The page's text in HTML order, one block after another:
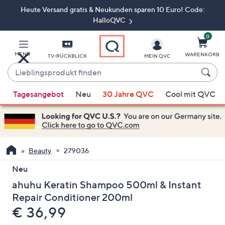
ZumHeute Versand gratis & Neukunden sparen 10 Euro! Code:
HalloQVC
MENÜ TV-RÜCKBLICK
Lieblingsprodukt
finden
Vorschläge
verfügbar
sind,
verwenden
Sie
die
Pfeiltasten
nach
oben
und
nach
MEIN QVC
0
WARENKORB
Tagesangebot Neu 30 Jahre QVC Cool mit QVC
Beauty 279036
Neu
ahuhu Keratin Shampoo 500ml & Instant
Repair Conditioner 200ml
Gelöscht
€ 36,99